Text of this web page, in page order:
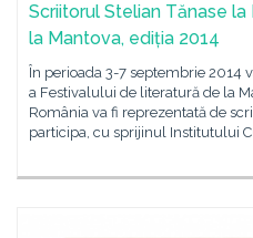
Scriitorul Stelian Tănase
la Mantova, ediția 2014
În perioada 3-7 septembrie 2014
a Festivalului de literatură de la
România va fi reprezentată de
participa, cu sprijinul Institutului